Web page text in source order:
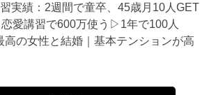
実績：2週間で童卒、45歳月10人GET
愛講習で600万使う▷1年で100人
の女性と結婚｜基本テンションが高